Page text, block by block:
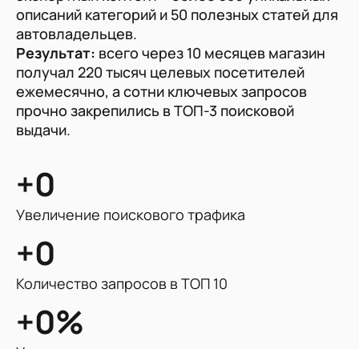
описаний категорий и 50 полезных статей для
автовладельцев.
Результат: всего через 10 месяцев магазин
получал 220 тысяч целевых посетителей
ежемесячно, а сотни ключевых запросов
прочно закрепились в ТОП-3 поисковой
выдачи.
+0
Увеличение поискового трафика
+0
Количество запросов в ТОП 10
+0%